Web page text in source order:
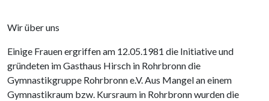
Wir über uns
Einige Frauen ergriffen am 12.05.1981 die Initiative und
gründeten im Gasthaus Hirsch in Rohrbronn die
Gymnastikgruppe Rohrbronn e.V. Aus Mangel an einem
Gymnastikraum bzw. Kursraum in Rohrbronn wurden die